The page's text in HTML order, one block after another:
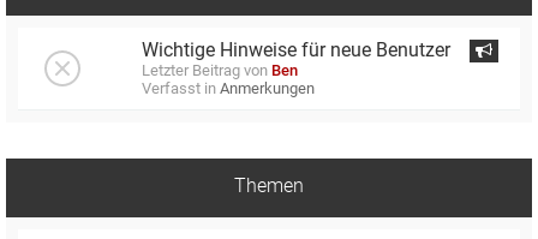
Wichtige Hinweise für neue Benutzer
Letzter Beitrag von Ben
Verfasst in Anmerkungen
Themen